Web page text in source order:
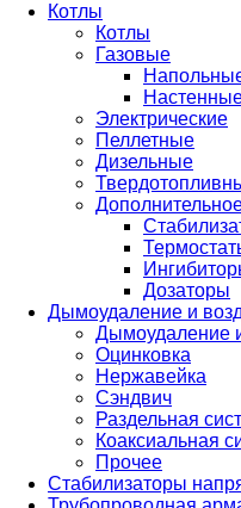
Котлы
Котлы
Газовые
Электрические
Пеллетные
Дизельные
Дозаторы
Дымоудаление и
Дымоудаление
Оцинковка
Нержавейка
Сэндвич
Раздельная
Коаксиальная
Прочее
Стабилизаторы